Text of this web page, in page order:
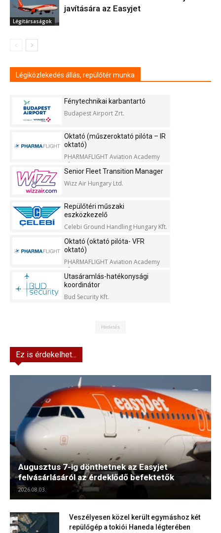
Légitársaságok
javítására az Easyjet
Légiközlekedés állás, repülőtér munka
Fénytechnikai karbantartó
Budapest Airport Zrt.
Oktató (műszeroktató pilóta – IR
oktató)
PHARMAFLIGHT Aviation Academy
Kft.
Senior Fleet Transition Manager
Wizz Air Hungary Ltd.
Repülőtéri műszaki
eszközkezelő
Celebi Ground Handling Hungary Kft.
Oktató (oktató pilóta- VFR
oktató)
PHARMAFLIGHT Aviation Academy
Kft.
Utasáramlás-hatékonysági
koordinátor
Bud Security Kft.
Hirdetés
Ez is érdekelhet...
Augusztus 7-ig dönthetnek az Easyjet
felvásárlásáról az érdeklődő befektetők
2026.08.03.
Veszélyesen közel került egymáshoz két
repülőgép a tokiói Haneda légterében